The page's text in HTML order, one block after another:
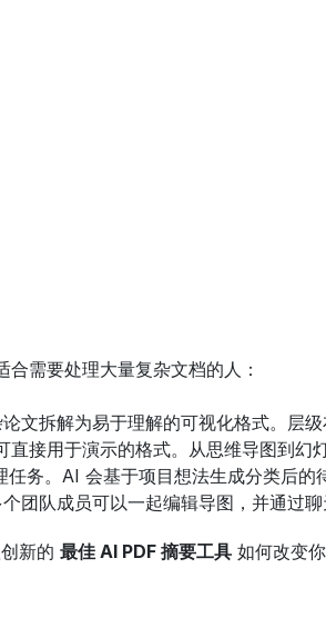
需要处理大量复杂文档的人：
文拆解为易于理解的可视化格式。层
接用于演示的格式。从思维导图到幻
务。AI 会基于项目想法生成分类后的
团队成员可以一起编辑导图，并通过聊
新的 最佳 AI PDF 摘要工具 如何改变